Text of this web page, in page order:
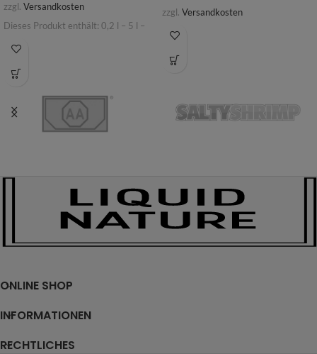
zzgl. Versandkosten
Dieses Produkt enthält: 0,2 l – 5 l –
zzgl. Versandkosten
ONLINE SHOP
INFORMATIONEN
RECHTLICHES